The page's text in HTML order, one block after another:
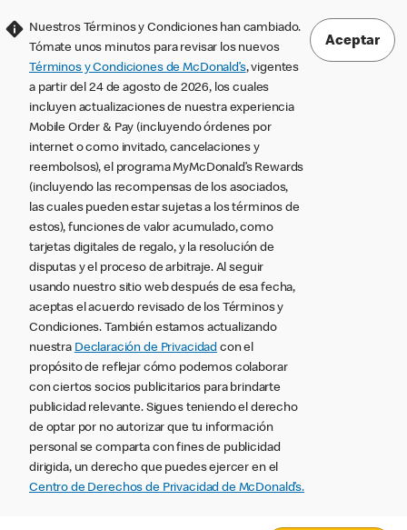
Nuestros Términos y Condiciones han cambiado.
Tómate unos minutos para revisar los nuevos
Términos y Condiciones de McDonald’s, vigentes
a partir del 24 de agosto de 2026, los cuales
incluyen actualizaciones de nuestra experiencia
Mobile Order & Pay (incluyendo órdenes por
internet o como invitado, cancelaciones y
reembolsos), el programa MyMcDonald’s Rewards
(incluyendo las recompensas de los asociados,
las cuales pueden estar sujetas a los términos de
estos), funciones de valor acumulado, como
tarjetas digitales de regalo, y la resolución de
disputas y el proceso de arbitraje. Al seguir
usando nuestro sitio web después de esa fecha,
aceptas el acuerdo revisado de los Términos y
Condiciones. También estamos actualizando
nuestra Declaración de Privacidad con el
propósito de reflejar cómo podemos colaborar
con ciertos socios publicitarios para brindarte
publicidad relevante. Sigues teniendo el derecho
de optar por no autorizar que tu información
personal se comparta con fines de publicidad
dirigida, un derecho que puedes ejercer en el
Centro de Derechos de Privacidad de McDonald’s.
Aceptar